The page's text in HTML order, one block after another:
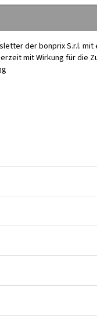
der bonprix S.r.l.
mit Wirkung für die